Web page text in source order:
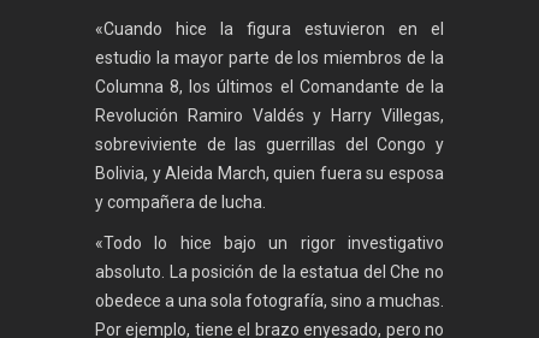
«Cuando hice la figura estuvieron en el
estudio la mayor parte de los miembros de la
Columna 8, los últimos el Comandante de la
Revolución Ramiro Valdés y Harry Villegas,
sobreviviente de las guerrillas del Congo y
Bolivia, y Aleida March, quien fuera su esposa
y compañera de lucha.
«Todo lo hice bajo un rigor investigativo
absoluto. La posición de la estatua del Che no
obedece a una sola fotografía, sino a muchas.
Por ejemplo, tiene el brazo enyesado, pero no